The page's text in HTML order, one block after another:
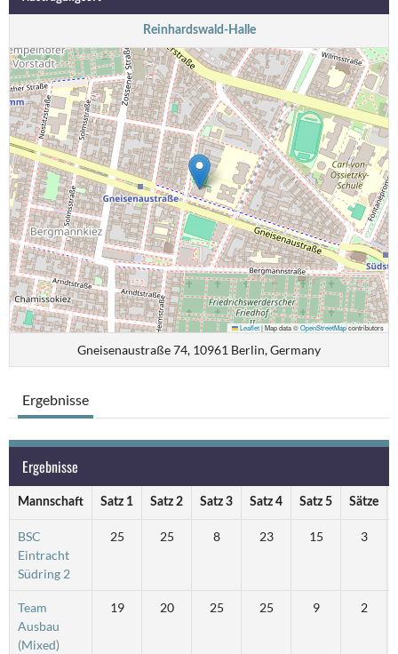
Reinhardswald-Halle
Leaflet|Map data ©OpenStreetMapcontributors
Gneisenaustraße 74, 10961 Berlin, Germany
Ergebnisse
Ergebnisse
Mannschaft Satz 1 Satz 2 Satz 3 Satz 4 Satz 5 Sätze
BSC
Eintracht
Südring 2
25 25 8 23 15 3
Team
Ausbau
(Mixed)
19 20 25 25 9 2